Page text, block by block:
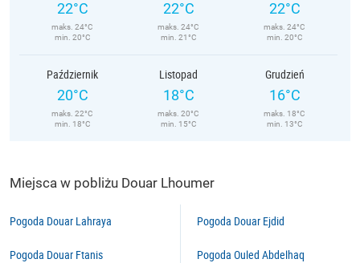
22°C
maks. 24°C
min. 20°C
22°C
maks. 24°C
min. 21°C
22°C
maks. 24°C
min. 20°C
Październik
20°C
maks. 22°C
min. 18°C
Listopad
18°C
maks. 20°C
min. 15°C
Grudzień
16°C
maks. 18°C
min. 13°C
Miejsca w pobliżu Douar Lhoumer
Pogoda Douar Lahraya
Pogoda Douar Ftanis
Pogoda Douar Ejdid
Pogoda Ouled Abdelhaq